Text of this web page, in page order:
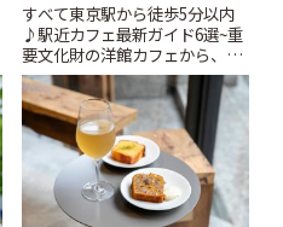
すべて東京駅から徒歩5分以内
♪駅近カフェ最新ガイド6選~重
要文化財の洋館カフェから、改
札すぐのレトロ喫茶まで~ | こと
りっぷ